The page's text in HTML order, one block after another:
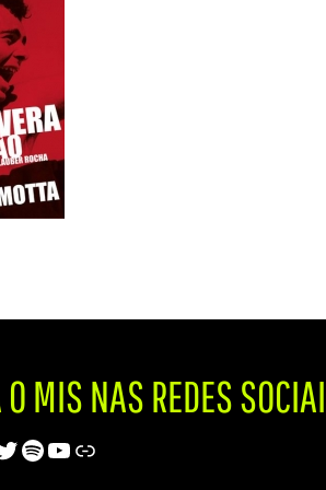
MIS NAS REDES
Spotify
Youtube
Trip Advisor